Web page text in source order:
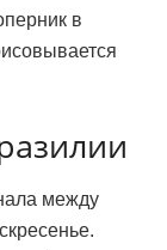
в
между